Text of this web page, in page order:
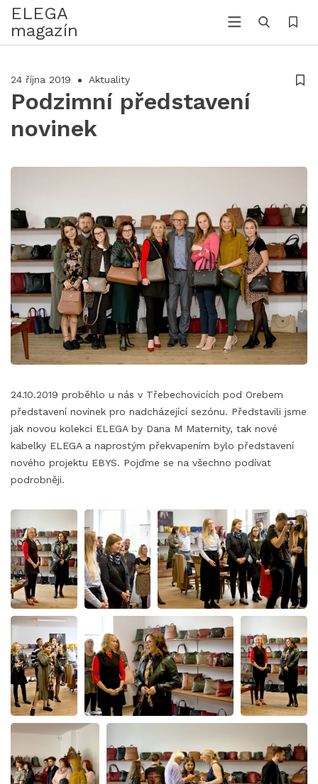
ELEGA
magazín
24 října 2019 Aktuality
Podzimní představení
novinek
24.10.2019 proběhlo u nás v Třebechovicích pod Orebem
představení novinek pro nadcházející sezónu. Představili jsme
jak novou kolekci ELEGA by Dana M Maternity, tak nové
kabelky ELEGA a naprostým překvapením bylo představení
nového projektu EBYS. Pojďme se na všechno podívat
podrobněji.